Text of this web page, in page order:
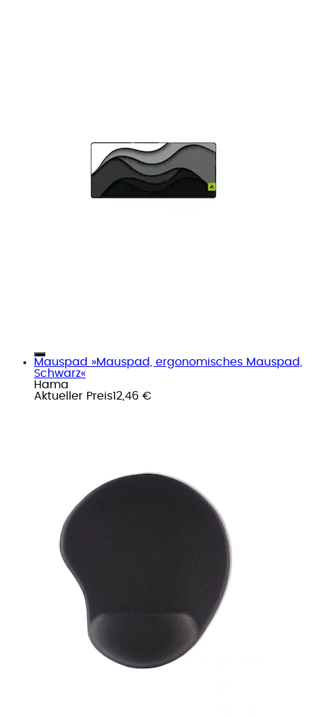
Mauspad »Mauspad, ergonomisches Mauspad,
Schwarz«
Hama
Aktueller Preis12,46 €